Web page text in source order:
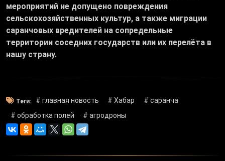
мероприятий не допущено повреждения
сельскохозяйственных культур, а также миграции
саранчовых вредителей на сопредельные
территории соседних государств или их перелёта в
нашу страну.
Теги: # главная новость # Хабар
# саранча
# обработка полей
# агродроны